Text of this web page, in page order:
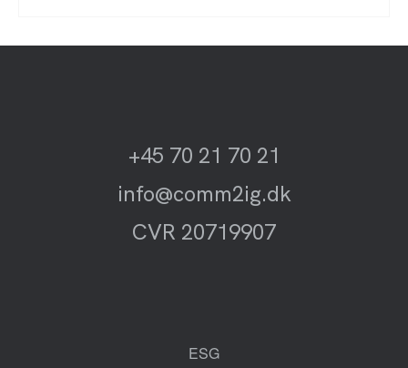
+45 70 21 70 21
info@comm2ig.dk
CVR 20719907
ESG